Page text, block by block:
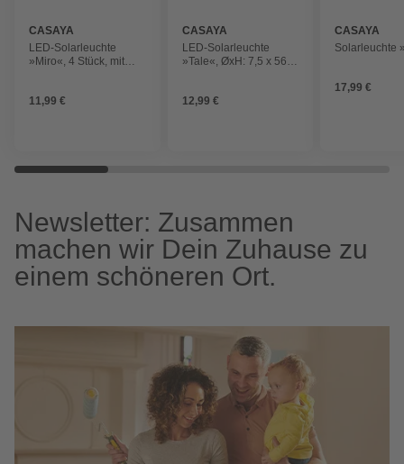
CASAYA
LED-Solarleuchte
»Miro«, 4 Stück, mit
11,99 €
CASAYA
LED-Solarleuchte
»Tale«, ØxH: 7,5 x 56
12,99 €
CASAYA
Solarleuchte
17,99 €
Newsletter: Zusammen
machen wir Dein Zuhause zu
einem schöneren Ort.